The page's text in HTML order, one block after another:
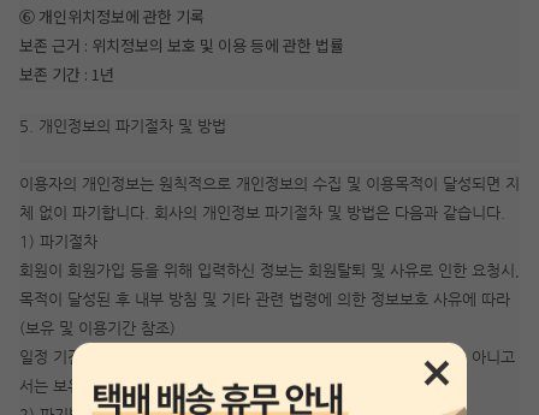
⑥ 개인위치정보에 관한 기록
보존 근거 : 위치정보의 보호 및 이용 등에 관한 법률
보존 기간 : 1년
5. 개인정보의 파기절차 및 방법
이용자의 개인정보는 원칙적으로 개인정보의 수집 및 이용목적이 달성되면 지
체 없이 파기합니다. 회사의 개인정보 파기절차 및 방법은 다음과 같습니다.
1) 파기절차
회원이 회원가입 등을 위해 입력하신 정보는 회원탈퇴 및 사유로 인한 요청시,
목적이 달성된 후 내부 방침 및 기타 관련 법령에 의한 정보보호 사유에 따라
(보유 및 이용기간 참조)
일정 기간 저장된 후 파기되어집니다. 개인정보는 법률에 의한 경우가 아니고
서는 보유되어지는 이외의 다른 목적으로 이용되지 않습니다.